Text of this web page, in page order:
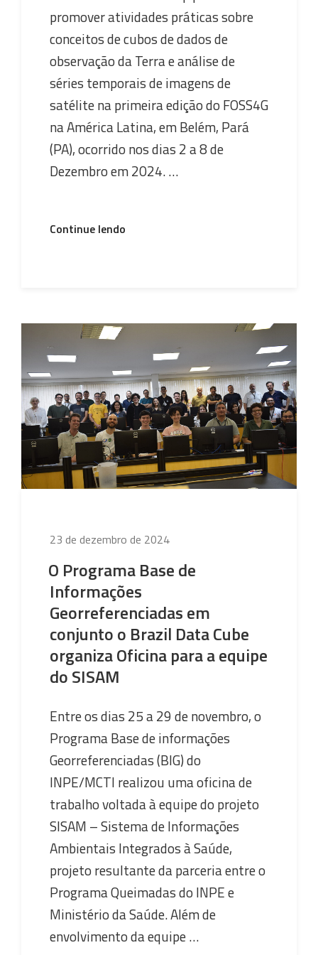
promover atividades práticas sobre
conceitos de cubos de dados de
observação da Terra e análise de
séries temporais de imagens de
satélite na primeira edição do FOSS4G
na América Latina, em Belém, Pará
(PA), ocorrido nos dias 2 a 8 de
Dezembro em 2024. …
Continue lendo
ministra
FOSS4G
2024
em
Belém,
Pará”
Publicado
23 de dezembro de 2024
O Programa Base de
Informações
Georreferenciadas em
conjunto o Brazil Data Cube
organiza Oficina para a equipe
do SISAM
Entre os dias 25 a 29 de novembro, o
Programa Base de informações
Georreferenciadas (BIG) do
INPE/MCTI realizou uma oficina de
trabalho voltada à equipe do projeto
SISAM – Sistema de Informações
Ambientais Integrados à Saúde,
projeto resultante da parceria entre o
Programa Queimadas do INPE e
Ministério da Saúde. Além de
envolvimento da equipe …